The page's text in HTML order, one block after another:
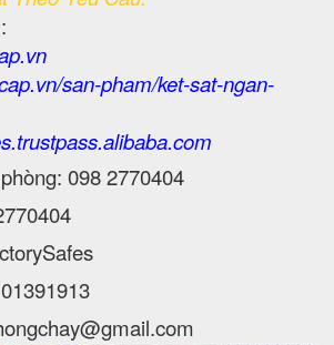
san-pham/ket-sat-ngan-
098 2770404